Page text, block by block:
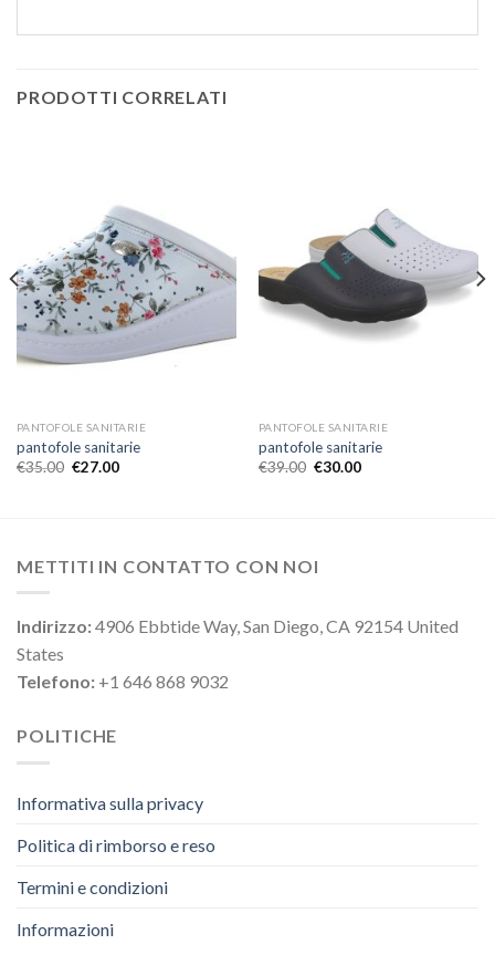
PRODOTTI CORRELATI
PANTOFOLE SANITARIE
pantofole sanitarie
€35.00 €27.00
PANTOFOLE SANITARIE
pantofole sanitarie
€39.00 €30.00
METTITI IN CONTATTO CON NOI
Indirizzo:4906 Ebbtide Way, San Diego, CA 92154 United
States
Telefono: +1 646 868 9032
POLITICHE
Informativa sulla privacy
Politica di rimborso e reso
Termini e condizioni
Informazioni